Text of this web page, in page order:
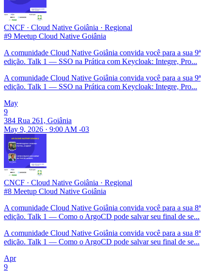
CNCF · Cloud Native Goiânia · Regional
#9 Meetup Cloud Native Goiânia
A comunidade Cloud Native Goiânia convida você para a sua 9ª
edição. Talk 1 — SSO na Prática com Keycloak: Integre, Pro...
A comunidade Cloud Native Goiânia convida você para a sua 9ª
edição. Talk 1 — SSO na Prática com Keycloak: Integre, Pro...
May
9
384 Rua 261, Goiânia
May 9, 2026 · 9:00 AM -03
CNCF · Cloud Native Goiânia · Regional
#8 Meetup Cloud Native Goiânia
A comunidade Cloud Native Goiânia convida você para a sua 8ª
edição. Talk 1 — Como o ArgoCD pode salvar seu final de se...
A comunidade Cloud Native Goiânia convida você para a sua 8ª
edição. Talk 1 — Como o ArgoCD pode salvar seu final de se...
Apr
9